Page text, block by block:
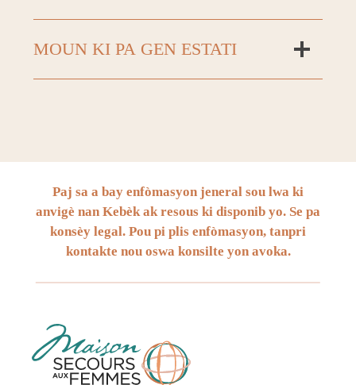
MOUN KI PA GEN ESTATI
Paj sa a bay enfòmasyon jeneral sou lwa ki
anvigè nan Kebèk ak resous ki disponib yo. Se pa
konsèy legal. Pou pi plis enfòmasyon, tanpri
kontakte nouoswa konsilte yon avoka.